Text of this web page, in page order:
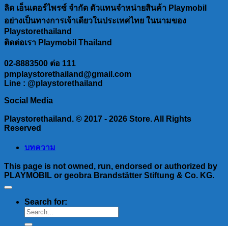
ลิด เอ็นเตอร์ไพรซ์ จำกัด ตัวแทนจำหน่ายสินค้า Playmobil
อย่างเป็นทางการเจ้าเดียวในประเทศไทย ในนามของ
Playstorethailand
ติดต่อเรา Playmobil Thailand
02-8883500 ต่อ 111
pmplaystorethailand@gmail.com
Line : @playstorethailand
Social Media
Playstorethailand. © 2017 - 2026 Store. All Rights
Reserved
บทความ
This page is not owned, run, endorsed or authorized by
PLAYMOBIL or geobra Brandstätter Stiftung & Co. KG.
Search for: